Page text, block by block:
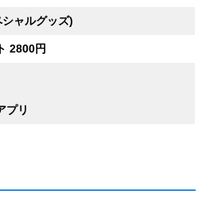
ャルグッズ)
2800円
プリ